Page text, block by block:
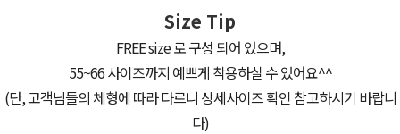
Size Tip
FREE size 로 구성 되어 있으며,
55~66 사이즈까지 예쁘게 착용하실 수 있어요^^
(단, 고객님들의 체형에 따라 다르니 상세사이즈 확인 참고하시기 바랍니
다)